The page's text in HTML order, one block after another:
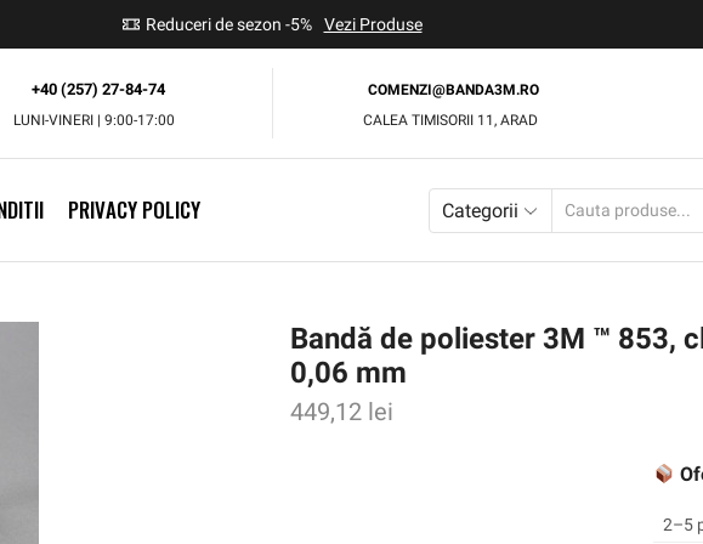
Reduceri de sezon -5% Vezi Produse
+40 (257) 27-84-74
LUNI-VINERI | 9:00-17:00
COMENZI@BANDA3M.RO
CALEA TIMISORII 11, ARAD
PRIVACY POLICY Categorii
Bandă de poliester 3M ™ 853,
0,06 mm
449,12 lei
2–5